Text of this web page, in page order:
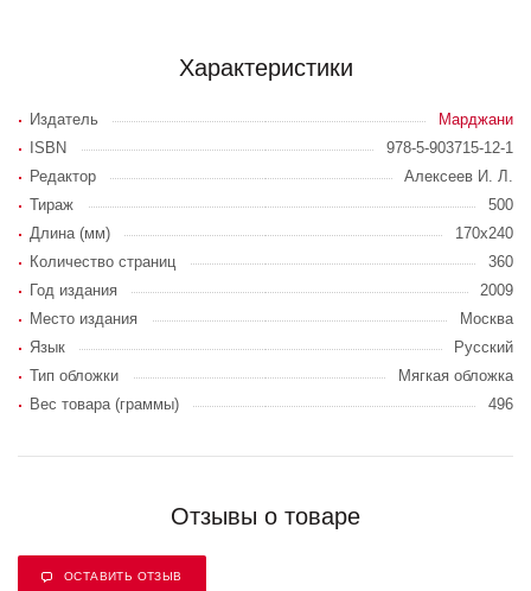
Характеристики
Издатель
Марджани
ISBN
978-5-903715-12-1
Редактор
Алексеев И. Л.
Тираж
500
Длина (мм)
170х240
Количество страниц
360
Год издания
2009
Место издания
Москва
Язык
Русский
Тип обложки
Мягкая обложка
Вес товара (граммы)
496
Отзывы о товаре
ОСТАВИТЬ ОТЗЫВ